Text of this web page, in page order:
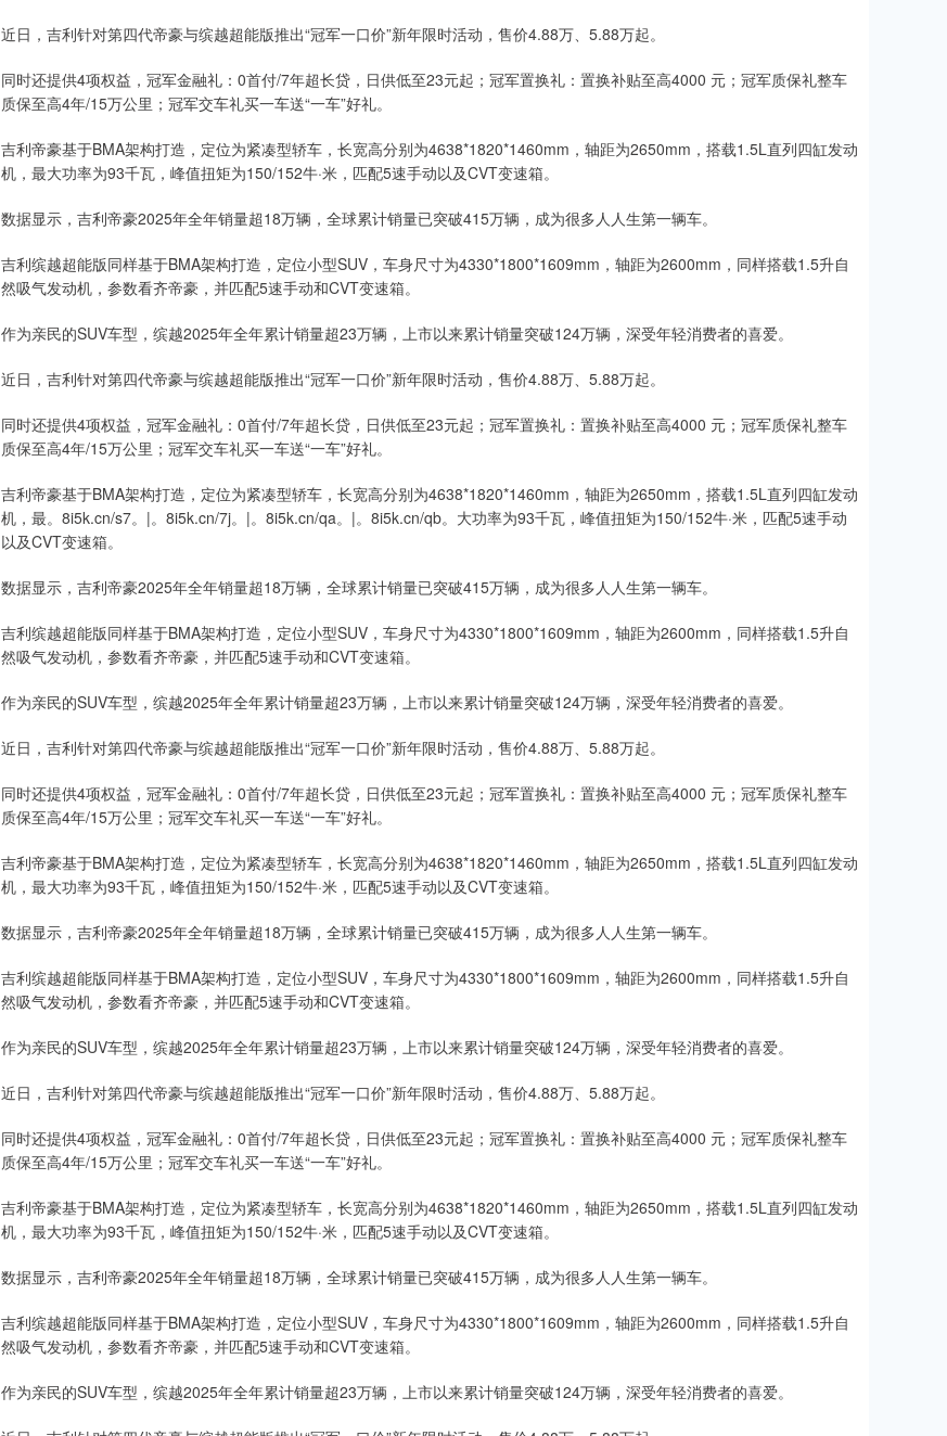
近日，吉利针对第四代帝豪与缤越超能版推出“冠军一口价”新年限时活动，售价4.88万、5.88万起。
同时还提供4项权益，冠军金融礼：0首付/7年超长贷，日供低至23元起；冠军置换礼：置换补贴至高4000 元；冠军质保礼整车
质保至高4年/15万公里；冠军交车礼买一车送“一车”好礼。
吉利帝豪基于BMA架构打造，定位为紧凑型轿车，长宽高分别为4638*1820*1460mm，轴距为2650mm，搭载1.5L直列四缸发动
机，最大功率为93千瓦，峰值扭矩为150/152牛·米，匹配5速手动以及CVT变速箱。
数据显示，吉利帝豪2025年全年销量超18万辆，全球累计销量已突破415万辆，成为很多人人生第一辆车。
吉利缤越超能版同样基于BMA架构打造，定位小型SUV，车身尺寸为4330*1800*1609mm，轴距为2600mm，同样搭载1.5升自
然吸气发动机，参数看齐帝豪，并匹配5速手动和CVT变速箱。
作为亲民的SUV车型，缤越2025年全年累计销量超23万辆，上市以来累计销量突破124万辆，深受年轻消费者的喜爱。
近日，吉利针对第四代帝豪与缤越超能版推出“冠军一口价”新年限时活动，售价4.88万、5.88万起。
同时还提供4项权益，冠军金融礼：0首付/7年超长贷，日供低至23元起；冠军置换礼：置换补贴至高4000 元；冠军质保礼整车
质保至高4年/15万公里；冠军交车礼买一车送“一车”好礼。
吉利帝豪基于BMA架构打造，定位为紧凑型轿车，长宽高分别为4638*1820*1460mm，轴距为2650mm，搭载1.5L直列四缸发动
机，最。8i5k.cn/s7。|。8i5k.cn/7j。|。8i5k.cn/qa。|。8i5k.cn/qb。大功率为93千瓦，峰值扭矩为150/152牛·米，匹配5速手动
以及CVT变速箱。
数据显示，吉利帝豪2025年全年销量超18万辆，全球累计销量已突破415万辆，成为很多人人生第一辆车。
吉利缤越超能版同样基于BMA架构打造，定位小型SUV，车身尺寸为4330*1800*1609mm，轴距为2600mm，同样搭载1.5升自
然吸气发动机，参数看齐帝豪，并匹配5速手动和CVT变速箱。
作为亲民的SUV车型，缤越2025年全年累计销量超23万辆，上市以来累计销量突破124万辆，深受年轻消费者的喜爱。
近日，吉利针对第四代帝豪与缤越超能版推出“冠军一口价”新年限时活动，售价4.88万、5.88万起。
同时还提供4项权益，冠军金融礼：0首付/7年超长贷，日供低至23元起；冠军置换礼：置换补贴至高4000 元；冠军质保礼整车
质保至高4年/15万公里；冠军交车礼买一车送“一车”好礼。
吉利帝豪基于BMA架构打造，定位为紧凑型轿车，长宽高分别为4638*1820*1460mm，轴距为2650mm，搭载1.5L直列四缸发动
机，最大功率为93千瓦，峰值扭矩为150/152牛·米，匹配5速手动以及CVT变速箱。
数据显示，吉利帝豪2025年全年销量超18万辆，全球累计销量已突破415万辆，成为很多人人生第一辆车。
吉利缤越超能版同样基于BMA架构打造，定位小型SUV，车身尺寸为4330*1800*1609mm，轴距为2600mm，同样搭载1.5升自
然吸气发动机，参数看齐帝豪，并匹配5速手动和CVT变速箱。
作为亲民的SUV车型，缤越2025年全年累计销量超23万辆，上市以来累计销量突破124万辆，深受年轻消费者的喜爱。
近日，吉利针对第四代帝豪与缤越超能版推出“冠军一口价”新年限时活动，售价4.88万、5.88万起。
同时还提供4项权益，冠军金融礼：0首付/7年超长贷，日供低至23元起；冠军置换礼：置换补贴至高4000 元；冠军质保礼整车
质保至高4年/15万公里；冠军交车礼买一车送“一车”好礼。
吉利帝豪基于BMA架构打造，定位为紧凑型轿车，长宽高分别为4638*1820*1460mm，轴距为2650mm，搭载1.5L直列四缸发动
机，最大功率为93千瓦，峰值扭矩为150/152牛·米，匹配5速手动以及CVT变速箱。
数据显示，吉利帝豪2025年全年销量超18万辆，全球累计销量已突破415万辆，成为很多人人生第一辆车。
吉利缤越超能版同样基于BMA架构打造，定位小型SUV，车身尺寸为4330*1800*1609mm，轴距为2600mm，同样搭载1.5升自
然吸气发动机，参数看齐帝豪，并匹配5速手动和CVT变速箱。
作为亲民的SUV车型，缤越2025年全年累计销量超23万辆，上市以来累计销量突破124万辆，深受年轻消费者的喜爱。